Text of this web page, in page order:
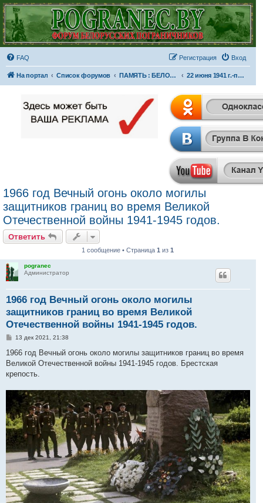
FAQ Вход
Регистрация
На портал Список форумов ПАМЯТЬ : БЕЛОРУССКИЙ ПОГРАНИЧНЫЙ ОКРУГ 22 июня 1941 г.-пограничники принимают бой...
1966 год Вечный огонь около могилы
защитников границ во время Великой
Отечественной войны 1941-1945 годов.
Ответить
1 сообщение • Страница1 из1
pogranec
Администратор
1966 год Вечный огонь около могилы
защитников границ во время Великой
Отечественной войны 1941-1945 годов.
С
о
щ
е
13 дек 2021, 21:38
1966 год Вечный огонь около могилы защитников границ во время
Великой Отечественной войны 1941-1945 годов. Брестская
крепость.